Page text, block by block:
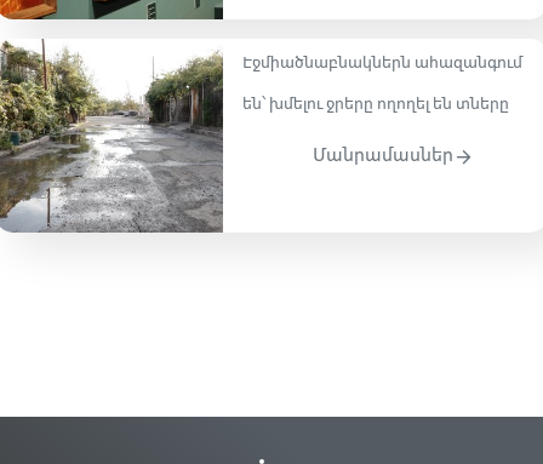
Էջմիածնաբնակներն ահազանգում
են՝ խմելու ջրերը ողողել են տները
Մանրամասներ